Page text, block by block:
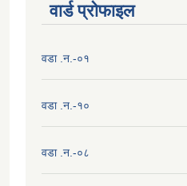
वार्ड प्राेफाइल
वडा .न.-०१
वडा .न.-१०
वडा .न.-०८